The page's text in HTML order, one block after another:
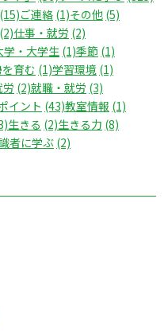
(15)ご連絡 (1)その他 (5)
(2)仕事・就労 (2)
学・大学生 (1)季節 (1)
育む (1)学習環境 (1)
労 (2)就職・就労 (3)
イント (43)教室情報 (1)
生きる (2)生きる力 (8)
者に学ぶ (2)